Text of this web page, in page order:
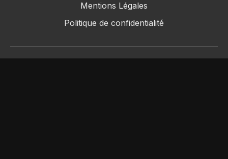
Mentions Légales
Politique de confidentialité